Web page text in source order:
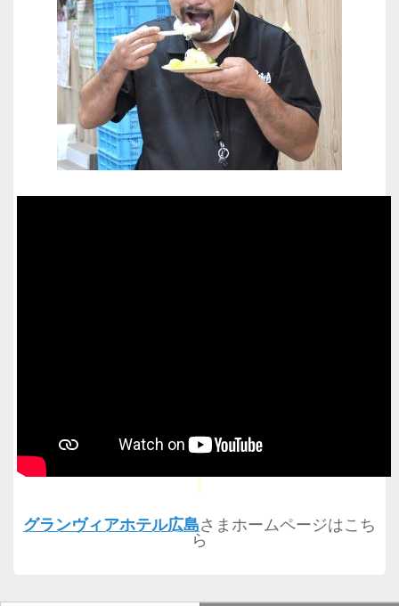
グランヴィアホテル広島さまホームページはこち
ら